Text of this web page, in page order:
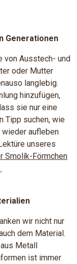
Generationen
von Ausstech- und
oder Mutter
langlebig.
hinzufügen,
sie nur eine
Tipp suchen, wie
aufleben
unseres
Smolík-Förmchen
wir nicht nur
dem Material.
Metall
ist immer